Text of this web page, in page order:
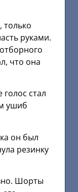
только
руками.
что она
стал
ушиб
он был
резинку
Шорты